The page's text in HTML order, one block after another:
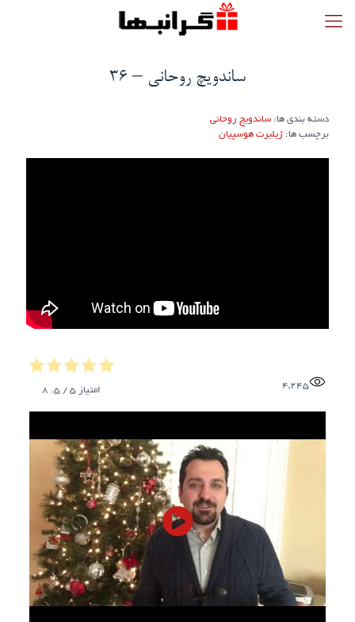
ساندویچ روحانی – 36
دسته بندی ها: ساندویچ روحانی
برچسب ها: ژیلبرت هوسپیان
4,245 امتیاز 5
/ 5.
8